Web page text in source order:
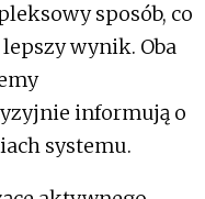
sposób, co
wynik. Oba
informują o
systemu.